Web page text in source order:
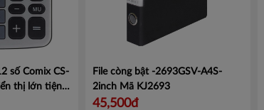
số Comix CS-
thị lớn tiện
File còng bật -2693GSV-A4S-
2inch Mã KJ2693
45,500đ